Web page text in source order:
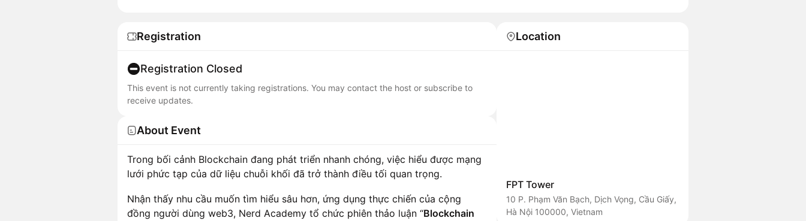
Registration
Registration Closed
This event is not currently taking registrations. You may contact the host or subscribe to
receive updates.
About Event
Trong bối cảnh Blockchain đang phát triển nhanh chóng, việc hiểu được mạng
lưới phức tạp của dữ liệu chuỗi khối đã trở thành điều tối quan trọng.
Nhận thấy nhu cầu muốn tìm hiểu sâu hơn, ứng dụng thực chiến của cộng
đồng người dùng web3, Nerd Academy tổ chức phiên thảo luận “Blockchain
Location
FPT Tower
10 P. Phạm Văn Bạch, Dịch Vọng, Cầu Giấy,
Hà Nội 100000, Vietnam